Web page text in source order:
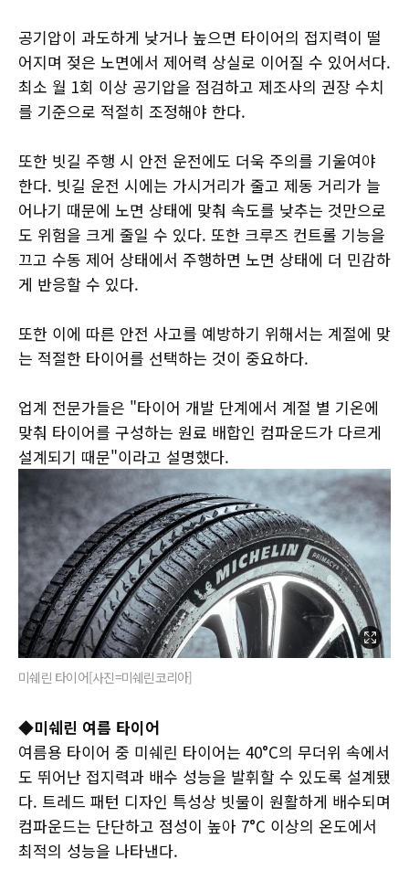
공기압이 과도하게 낮거나 높으면 타이어의 접지력이 떨
어지며 젖은 노면에서 제어력 상실로 이어질 수 있어서다.
최소 월 1회 이상 공기압을 점검하고 제조사의 권장 수치
를 기준으로 적절히 조정해야 한다.
또한 빗길 주행 시 안전 운전에도 더욱 주의를 기울여야
한다. 빗길 운전 시에는 가시거리가 줄고 제동 거리가 늘
어나기 때문에 노면 상태에 맞춰 속도를 낮추는 것만으로
도 위험을 크게 줄일 수 있다. 또한 크루즈 컨트롤 기능을
끄고 수동 제어 상태에서 주행하면 노면 상태에 더 민감하
게 반응할 수 있다.
또한 이에 따른 안전 사고를 예방하기 위해서는 계절에 맞
는 적절한 타이어를 선택하는 것이 중요하다.
업계 전문가들은 "타이어 개발 단계에서 계절 별 기온에
맞춰 타이어를 구성하는 원료 배합인 컴파운드가 다르게
설계되기 때문"이라고 설명했다.
미쉐린 타이어[사진=미쉐린코리아]
◆미쉐린 여름 타이어
여름용 타이어 중 미쉐린 타이어는 40°C의 무더위 속에서
도 뛰어난 접지력과 배수 성능을 발휘할 수 있도록 설계됐
다. 트레드 패턴 디자인 특성상 빗물이 원활하게 배수되며
컴파운드는 단단하고 점성이 높아 7°C 이상의 온도에서
최적의 성능을 나타낸다.